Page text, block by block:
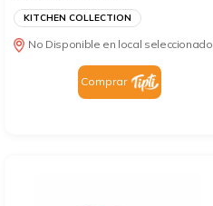
KITCHEN COLLECTION
No Disponible en local seleccionado
Comprar